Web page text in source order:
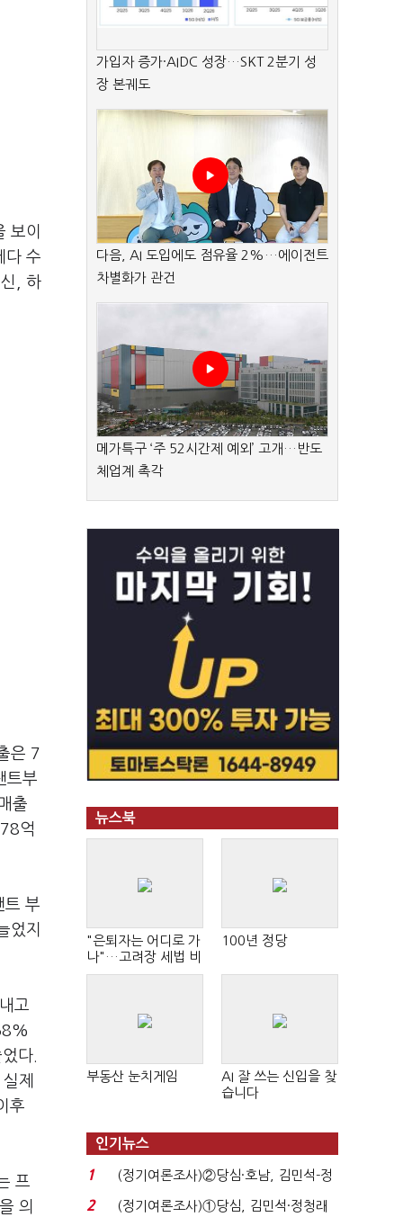
보이
다 수
, 하
은 7
트부
출
억
트 부
었지
고
다.
제
후
프
의
가입자 증가·AIDC 성장…SKT 2분기 성
장 본궤도
다음, AI 도입에도 점유율 2%…에이전트
차별화가 관건
메가특구 ‘주 52시간제 예외’ 고개…반도
체업계 촉각
뉴스북
"은퇴자는 어디로 가
나"…고려장 세법 비
판 확산
100년 정당
부동산 눈치게임
AI 잘 쓰는 신입을 찾
습니다
인기뉴스
1
(정기여론조사)②당심·호남, 김민석-정
청래 '초접전'...
2
(정기여론조사)①당심, 김민석·정청래